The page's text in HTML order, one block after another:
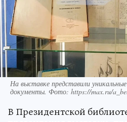
На выставке представили
документы. Фото: https://max.ru/
В Президентской